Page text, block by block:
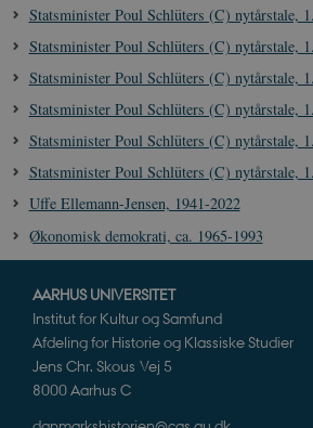
Statsminister Poul Schlüters (C) nytårstale,
Statsminister Poul Schlüters (C) nytårstale,
Statsminister Poul Schlüters (C) nytårstale,
Statsminister Poul Schlüters (C) nytårstale,
Statsminister Poul Schlüters (C) nytårstale,
Statsminister Poul Schlüters (C) nytårstale,
Uffe Ellemann-Jensen, 1941-2022
Økonomisk demokrati, ca. 1965-1993
AARHUS UNIVERSITET
Institut for Kultur og Samfund
Afdeling for Historie og Klassiske Studier
Jens Chr. Skous Vej 5
8000 Aarhus C
sp_t
Spotify Inc.
sp_landing
Spotify
.spotify.com
JSESSIONID